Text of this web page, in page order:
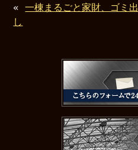
«一棟まるごと家財、ゴミ出
し